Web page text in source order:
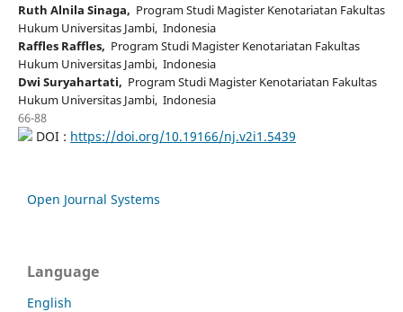
Ruth Alnila Sinaga, Program Studi Magister Kenotariatan Fakultas
Hukum Universitas Jambi, Indonesia
Raffles Raffles, Program Studi Magister Kenotariatan Fakultas
Hukum Universitas Jambi, Indonesia
Dwi Suryahartati, Program Studi Magister Kenotariatan Fakultas
Hukum Universitas Jambi, Indonesia
66-88
DOI : https://doi.org/10.19166/nj.v2i1.5439
Open Journal Systems
Language
English